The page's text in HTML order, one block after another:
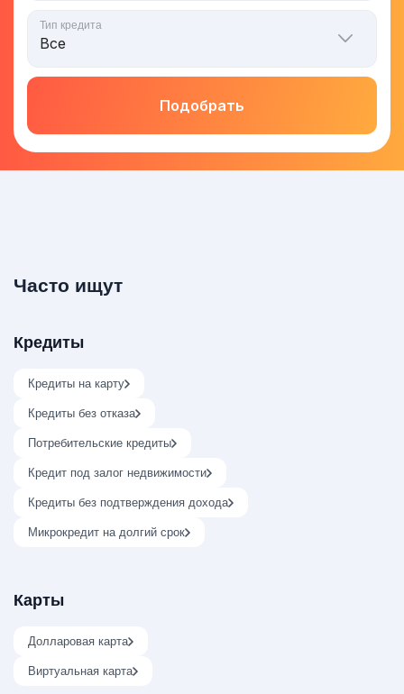
Тип кредита
Подобрать
Часто ищут
Кредиты
Кредиты на карту
Кредиты без отказа
Потребительские кредиты
Кредит под залог недвижимости
Кредиты без подтверждения дохода
Микрокредит на долгий срок
Карты
Долларовая карта
Виртуальная карта